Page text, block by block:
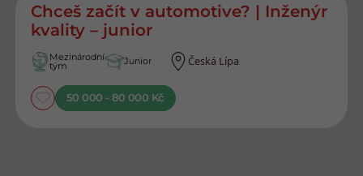
Chceš začít v automotive? | Inženýr
kvality – junior
Mezinárodní
tým Junior Česká Lípa
50 000 - 80 000 Kč